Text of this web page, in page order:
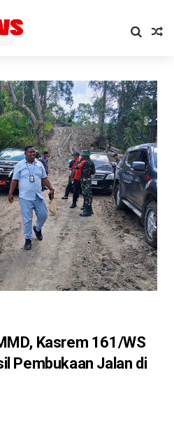
Kasrem 161/WS
Pembukaan Jalan di